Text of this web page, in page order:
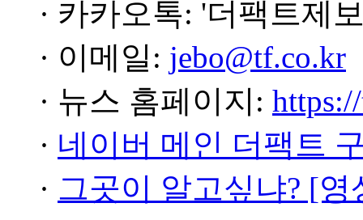
· 카카오톡: '더팩트제
· 이메일: jebo@tf.co.kr
· 뉴스 홈페이지:
· 네이버 메인 더팩트
· 그곳이 알고싶냐? [